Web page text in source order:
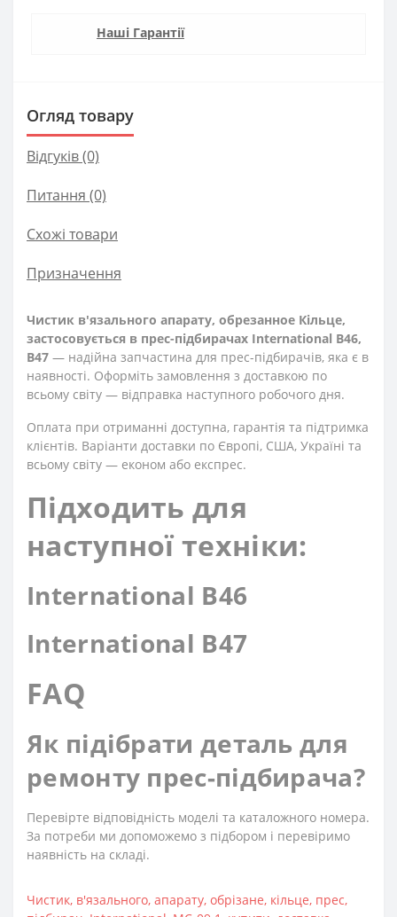
Наші Гарантії
Огляд товару
Відгуків (0)
Питання (0)
Схожі товари
Призначення
Чистик в'язального апарату, обрезанное Кільце,
застосовується в прес-підбирачах International В46,
B47 — надійна запчастина для прес-підбирачів, яка є в
наявності. Оформіть замовлення з доставкою по
всьому світу — відправка наступного робочого дня.
Оплата при отриманні доступна, гарантія та підтримка
клієнтів. Варіанти доставки по Європі, США, Україні та
всьому світу — економ або експрес.
Підходить для
наступної техніки:
International B46
International B47
FAQ
Як підібрати деталь для
ремонту прес-підбирача?
Перевірте відповідність моделі та каталожного номера.
За потреби ми допоможемо з підбором і перевіримо
наявність на складі.
Чистик, в'язального, апарату, обрізане, кільце, прес,